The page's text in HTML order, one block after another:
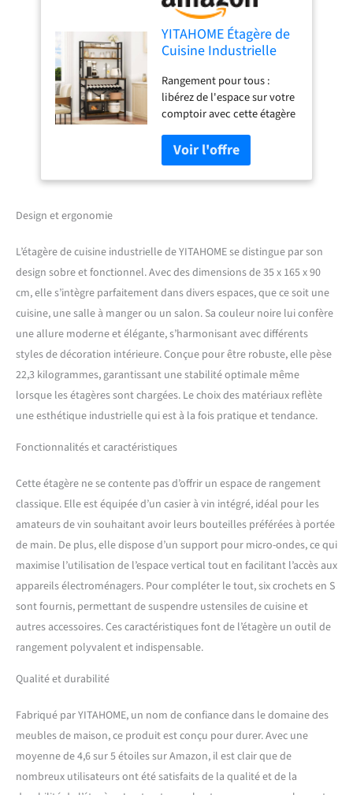
YITAHOME Étagère de
Cuisine Industrielle
Support pour Micro-
Ondes avec 6 Crochets
en S, étagère de
Rangement pour
Placard de Cuisine,
pour Salle à Manger,
Salon
Rangement pour tous :
libérez de l'espace sur votre
comptoir avec cette étagère
de boulanger qui offre
suffisamment de rangement
– 3 étagères supérieures
pour les bouteilles, 2
étagère à vin et 6 crochets
en S pour les ustensiles ;
Rationalisez votre cuisine
avec ce support tout-en-un
Sans oscillation et sécurisé :
les pieds réglables
équilibrent les irrégularités
mineures et protègent votre
sol des rayures ; Le kit anti-
basculement inclus permet
de fixer cette étagère de
ainsi une plus grande
polyvalentes : que vous
l'utilisiez comme support
de micro-ondes avec
rangement, comme étagère
de rangement dans la
cuisine pour garder vos
appareils électroménagers
en parfait ordre, comme
étagère de présentation
élégante ou comme station
de café-bar dans votre
valeur vos jolies plantes,
multifonctionnelle répond à
tous vos besoins
Construction solide et
Design et ergonomie
L’étagère de cuisine industrielle de YITAHOME se distingue par son
design sobre et fonctionnel. Avec des dimensions de 35 x 165 x 90
cm, elle s’intègre parfaitement dans divers espaces, que ce soit une
cuisine, une salle à manger ou un salon. Sa couleur noire lui confère
une allure moderne et élégante, s’harmonisant avec différents
styles de décoration intérieure. Conçue pour être robuste, elle pèse
22,3 kilogrammes, garantissant une stabilité optimale même
lorsque les étagères sont chargées. Le choix des matériaux reflète
une esthétique industrielle qui est à la fois pratique et tendance.
Fonctionnalités et caractéristiques
Cette étagère ne se contente pas d’offrir un espace de rangement
classique. Elle est équipée d’un casier à vin intégré, idéal pour les
amateurs de vin souhaitant avoir leurs bouteilles préférées à portée
de main. De plus, elle dispose d’un support pour micro-ondes, ce qui
maximise l’utilisation de l’espace vertical tout en facilitant l’accès aux
appareils électroménagers. Pour compléter le tout, six crochets en S
sont fournis, permettant de suspendre ustensiles de cuisine et
autres accessoires. Ces caractéristiques font de l’étagère un outil de
rangement polyvalent et indispensable.
Qualité et durabilité
Fabriqué par YITAHOME, un nom de confiance dans le domaine des
meubles de maison, ce produit est conçu pour durer. Avec une
moyenne de 4,6 sur 5 étoiles sur Amazon, il est clair que de
nombreux utilisateurs ont été satisfaits de la qualité et de la